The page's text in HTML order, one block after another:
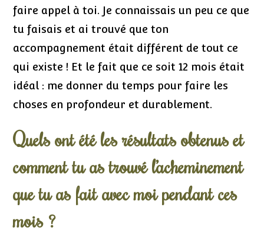
faire appel à toi. Je connaissais un peu ce que
tu faisais et ai trouvé que ton
accompagnement était différent de tout ce
qui existe ! Et le fait que ce soit 12 mois était
idéal : me donner du temps pour faire les
choses en profondeur et durablement.
Quels ont été les résultats obtenus et
comment tu as trouvé l’acheminement
que tu as fait avec moi pendant ces
mois ?